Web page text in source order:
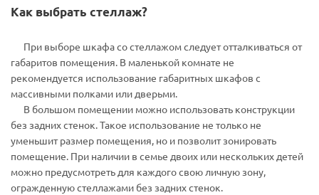
Как выбрать стеллаж?
При выборе шкафа со стеллажом следует отталкиваться от
габаритов помещения. В маленькой комнате не
рекомендуется использование габаритных шкафов с
массивными полками или дверьми.
В большом помещении можно использовать конструкции
без задних стенок. Такое использование не только не
уменьшит размер помещения, но и позволит зонировать
помещение. При наличии в семье двоих или нескольких детей
можно предусмотреть для каждого свою личную зону,
огражденную стеллажами без задних стенок.